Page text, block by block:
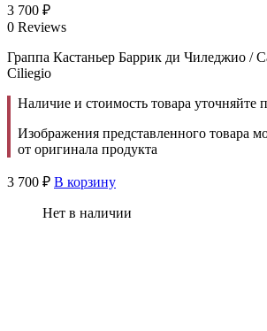
3 700 ₽
0 Reviews
Граппа Кастаньер Баррик ди Чиледжио /
Ciliegio
Наличие и стоимость товара уточняйте
Изображения представленного товара
от оригинала продукта
3 700 ₽ В корзину
Нет в наличии